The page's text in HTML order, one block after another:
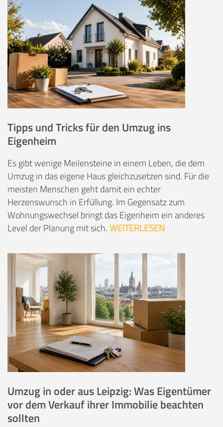
Tipps und Tricks für den Umzug ins
Eigenheim
Es gibt wenige Meilensteine in einem Leben, die dem
Umzug in das eigene Haus gleichzusetzen sind. Für die
meisten Menschen geht damit ein echter
Herzenswunsch in Erfüllung. Im Gegensatz zum
Wohnungswechsel bringt das Eigenheim ein anderes
Level der Planung mit sich.WEITERLESEN
Umzug in oder aus Leipzig: Was Eigentümer
vor dem Verkauf ihrer Immobilie beachten
sollten